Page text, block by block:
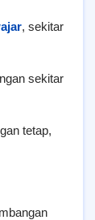
, sekitar
sekitar
tetap,